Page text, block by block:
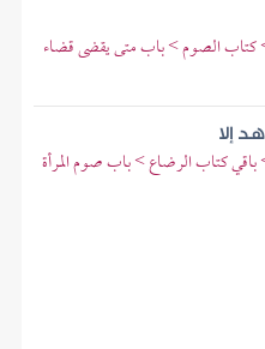
الصوم > باب متى يقضى قضاء
إلا
كتاب الرضاع > باب صوم المرأة